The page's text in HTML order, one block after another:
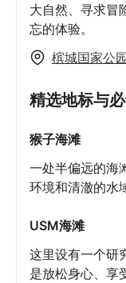
大自然、寻求冒
忘的体验。
槟城国家公
精选地标与
猴子海滩
一处半偏远的海
环境和清澈的水
USM海滩
这里设有一个研
是放松身心、享